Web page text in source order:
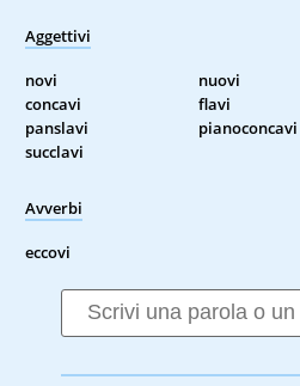
Aggettivi
novi nuovi
concavi
flavi
panslavi
pianoconcavi
succlavi
Avverbi
eccovi